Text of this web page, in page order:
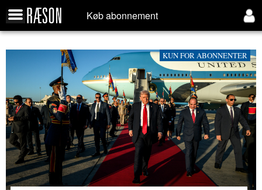
Køb abonnement
KUN FOR ABONNENTER